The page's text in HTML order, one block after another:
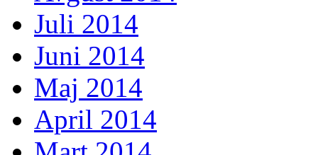
Juli 2014
Juni 2014
Maj 2014
April 2014